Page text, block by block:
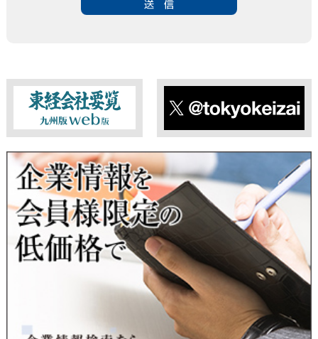
■個人情報の第三者提供について
■ 個人情報提供の任意性及び留意点
個人情報のご提供は任意ですが、必要な個人情報をご提供いた
だけなかった場合は、上記利用目的を達成できない場合があり
ますのでご了承ください。
当社は、本人が自己の個人情報について、通知・開示・訂正・
追加・削除・利用停止・提供停止の希望がございましたら、本
人または代理人の請求応じて、個人データの通知・開示・訂
正・追加・削除・利用停止・提供停止の請求に応じます。
受付方法は、本人確認資料（運転免許証、パスポート何れかの
コピー）、「個人情報取扱申請書」「委任状」（代理人による
申請の場合のみ必要となります）を当社宛にお送り下さい。
＜個人情報保護に関するお問合せ・相談窓口＞
〒802-0004 北九州市小倉北区鍛冶町2丁目5-11（第一東経ビ
フリーダイヤル 0120-55-9986
東経会社要覧web版 X